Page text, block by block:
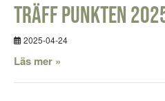
Träff Punkten
2025-04-24
Läs mer »